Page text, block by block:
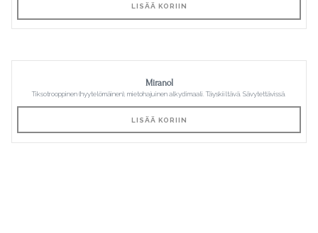
LISÄÄ KORIIN
Miranol
Tiksotrooppinen (hyytelömäinen), mietohajuinen alkydimaali. Täyskiiltävä. Sävytettävissä.
LISÄÄ KORIIN